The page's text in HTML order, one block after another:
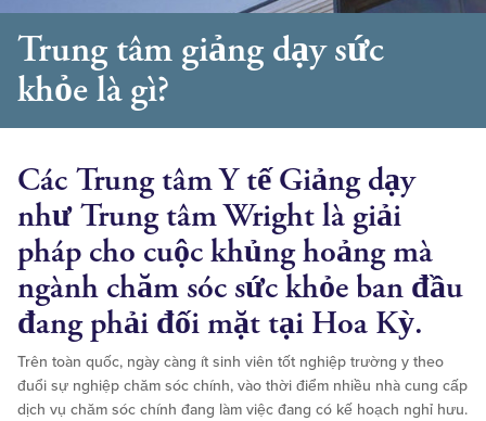
Trung tâm giảng dạy sức
khỏe là gì?
Các Trung tâm Y tế Giảng dạy
như Trung tâm Wright là giải
pháp cho cuộc khủng hoảng mà
ngành chăm sóc sức khỏe ban đầu
đang phải đối mặt tại Hoa Kỳ.
Trên toàn quốc, ngày càng ít sinh viên tốt nghiệp trường y theo
đuổi sự nghiệp chăm sóc chính, vào thời điểm nhiều nhà cung cấp
dịch vụ chăm sóc chính đang làm việc đang có kế hoạch nghỉ hưu.